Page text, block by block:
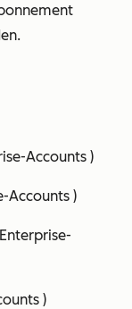
Accounts )
Accounts )
Enterprise-
)